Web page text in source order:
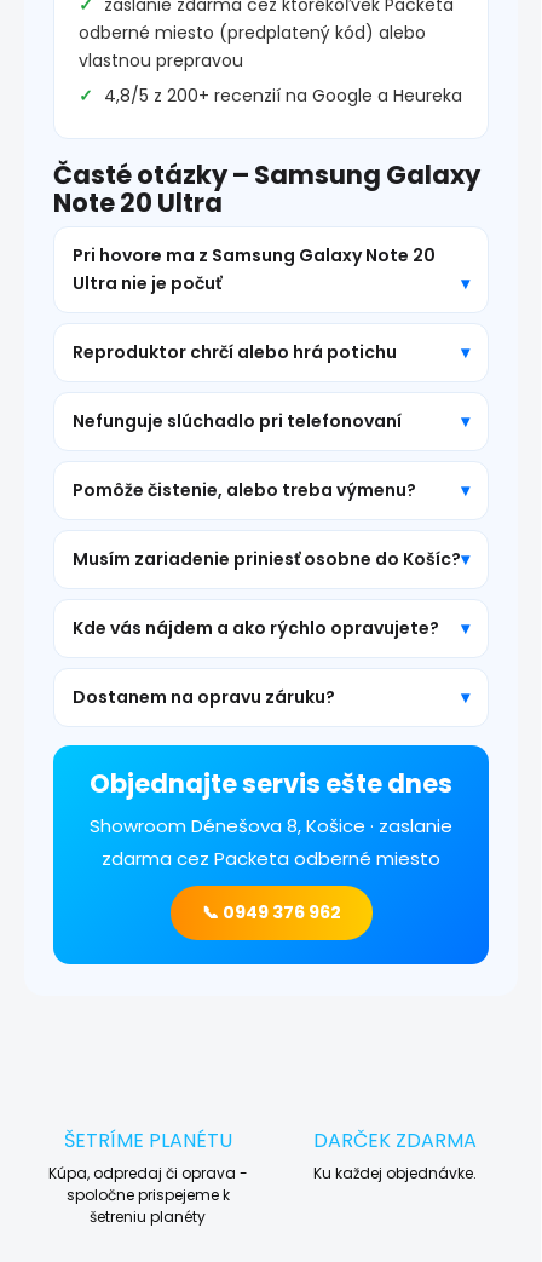
zaslanie zdarma cez ktorékoľvek Packeta
odberné miesto (predplatený kód) alebo
vlastnou prepravou
4,8/5 z 200+ recenzií na Google a Heureka
Časté otázky – Samsung Galaxy
Note 20 Ultra
Pri hovore ma z Samsung Galaxy Note 20
Ultra nie je počuť
Reproduktor chrčí alebo hrá potichu
Nefunguje slúchadlo pri telefonovaní
Pomôže čistenie, alebo treba výmenu?
Musím zariadenie priniesť osobne do Košíc?
Kde vás nájdem a ako rýchlo opravujete?
Dostanem na opravu záruku?
Objednajte servis ešte dnes
Showroom Dénešova 8, Košice · zaslanie
zdarma cez Packeta odberné miesto
📞 0949 376 962
ŠETRÍME PLANÉTU
Kúpa, odpredaj či oprava -
spoločne prispejeme k
šetreniu planéty
DARČEK ZDARMA
Ku každej objednávke.